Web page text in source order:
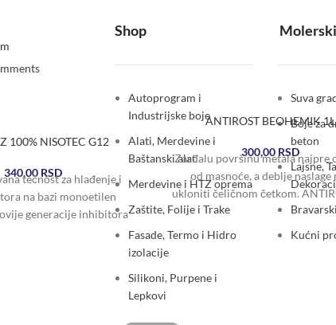
100% NISOTEC G12
340,00 RSD
tečnost za hlađenje i
na bazi monoetilen
generacije inhibitora
bazi „OAT tehnologije“.
ANTIROST BEOHEMIK 1L
300,00 RSD
Zarđalu površinu metala najpre
od masnoće, a deblje naslage
ukloniti čeličnom četkom.
nanosi četkom, sunđerom ili
Shop
Autoprogram i
Industrijske boje
Alati, Merdevine i
Baštanski alat
Merdevine i HTZ oprema
Zaštite, Folije i Trake
Fasade, Termo i Hidro
izolacije
Silikoni, Purpene i
Lepkovi
Suva
Boje za
beton
Lajsne,
Kućni